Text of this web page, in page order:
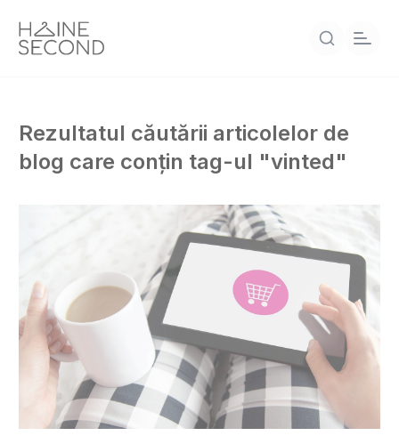
Rezultatul căutării articolelor de
blog care conțin tag-ul "vinted"